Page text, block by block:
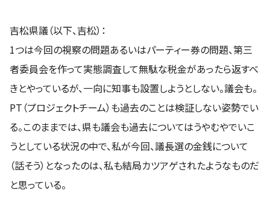
吉松県議（以下、吉松）：
1つは今回の視察の問題あるいはパーティー券の問題、第三
者委員会を作って実態調査して無駄な税金があったら返すべ
きとやっているが、一向に知事も設置しようとしない。議会も。
PT（プロジェクトチーム）も過去のことは検証しない姿勢でい
る。このままでは、県も議会も過去についてはうやむやでいこ
うとしている状況の中で、私が今回、議長選の金銭について
（話そう）となったのは、私も結局カツアゲされたようなものだ
と思っている。